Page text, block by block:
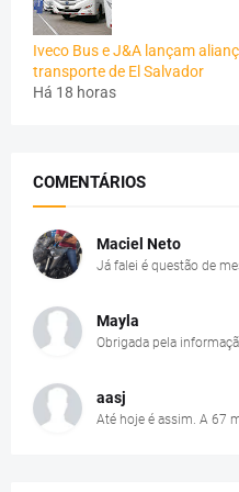
Iveco Bus e J&A lançam
transporte de El Salvador
Há 18 horas
COMENTÁRIOS
Maciel Neto
Já falei é questão de
Mayla
Obrigada pela
aasj
Até hoje é assim. A 67